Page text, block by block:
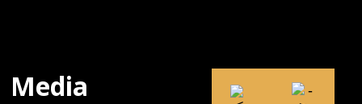
Media